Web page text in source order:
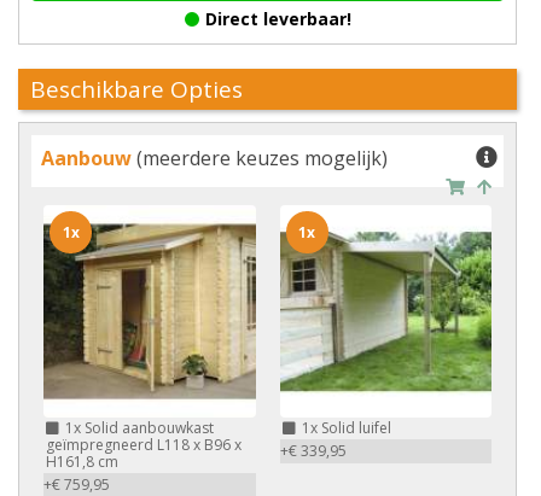
Direct leverbaar!
Beschikbare Opties
Aanbouw(meerdere keuzes mogelijk)
1x Solid aanbouwkast
geïmpregneerd L118 x B96 x
H161,8 cm
+€ 759,95
1x
1xSolid luifel
+€ 339,95
1x